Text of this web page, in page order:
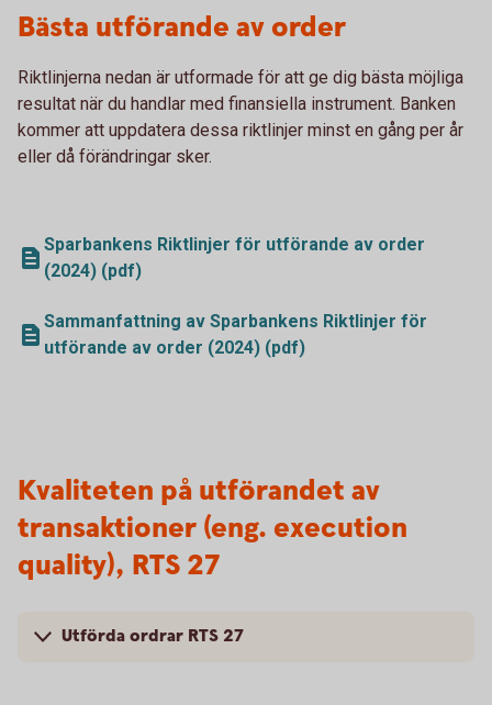
Bästa utförande av order
Riktlinjerna nedan är utformade för att ge dig bästa möjliga
resultat när du handlar med finansiella instrument. Banken
kommer att uppdatera dessa riktlinjer minst en gång per år
eller då förändringar sker.
Sparbankens Riktlinjer för utförande av order
(2024) (pdf)
Sammanfattning av Sparbankens Riktlinjer för
utförande av order (2024) (pdf)
Kvaliteten på utförandet av
transaktioner (eng. execution
quality), RTS 27
Utförda ordrar RTS 27